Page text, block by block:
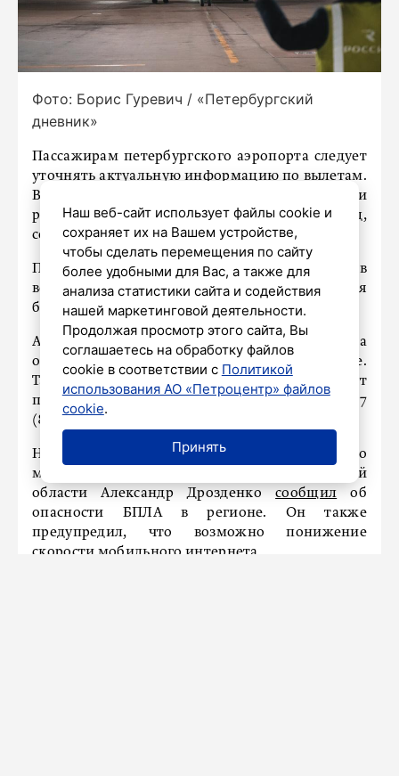
Фото: Борис Гуревич / «Петербургский
дневник»
Пассажирам петербургского аэропорта следует
уточнять актуальную информацию по вылетам.
В ближайшие часы возможны корректировки
расписания рейсов в Москву и Калининград,
сообщили в пресс-службе Пулково.
Причиной стали временные ограничения в
воздушном пространстве, которые вводили для
безопасности полётов.
Актуальное время будет отображаться за
онлайн-табло и объявляться в терминале.
Также пассажиры для уточнения могут
позвонить в кол-центр Пулково по номеру +7
(812) 324-30-00.
Напомним, что в ночь на 17 мая в 02:02 по
местному времени глава Ленинградской
области Александр Дрозденкосообщил об
опасности БПЛА в регионе. Он также
предупредил, что возможно понижение
скорости мобильного интернета.
Наш веб-сайт использует файлы cookie и
сохраняет их на Вашем устройстве,
чтобы сделать перемещения по сайту
более удобными для Вас, а также для
анализа статистики сайта и содействия
нашей маркетинговой деятельности.
Продолжая просмотр этого сайта, Вы
соглашаетесь на обработку файлов
cookie в соответствии с Политикой
использования АО «Петроцентр» файлов
cookie.
Принять